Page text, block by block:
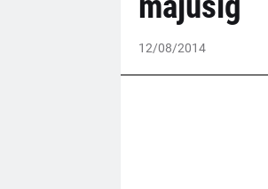
12/08/2014